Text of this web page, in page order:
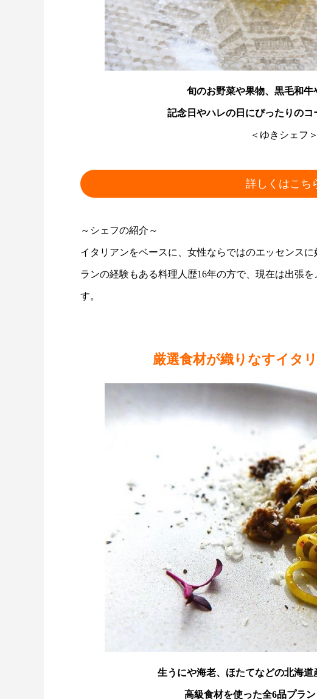
旬のお野菜や果物、黒毛和牛
記念日やハレの日にぴったりのコ
＜ゆきシェフ＞
詳しくはこち
～シェフの紹介～
イタリアンをベースに、女性ならではのエッセンス
ランの経験もある料理人歴16年の方で、現在は出張
す。
厳選食材が織りなすイタ
生うにや海老、ほたてなどの北海道
高級食材を使った全6品プラン